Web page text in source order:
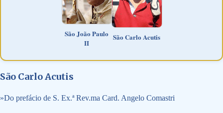
São João Paulo
II
São Carlo Acutis
São Carlo Acutis
»Do prefácio de S. Ex.ª Rev.ma Card. Angelo Comastri